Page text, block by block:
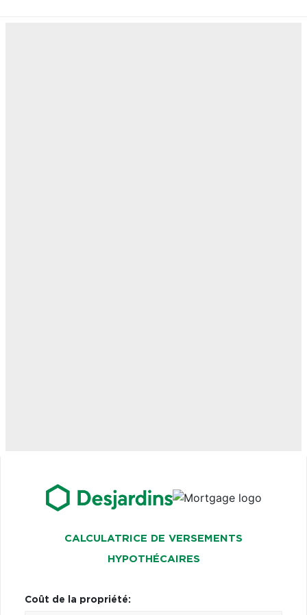
CALCULATRICE DE VERSEMENTS
HYPOTHÉCAIRES
Coût de la propriété: